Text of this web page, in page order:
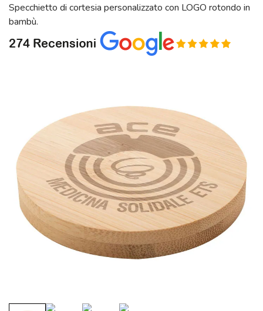
Specchietto di cortesia personalizzato con LOGO rotondo in
bambù.